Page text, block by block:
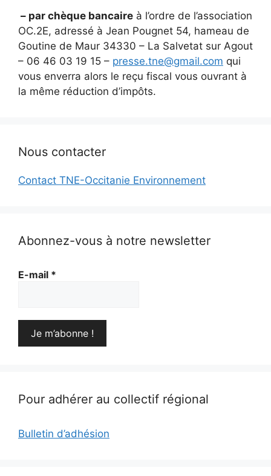
– par chèque bancaire à l’ordre de l’association
OC.2E, adressé à Jean Pougnet 54, hameau de
Goutine de Maur 34330 – La Salvetat sur Agout
– 06 46 03 19 15 – presse.tne@gmail.com qui
vous enverra alors le reçu fiscal vous ouvrant à
la même réduction d’impôts.
Nous contacter
Contact TNE-Occitanie Environnement
Abonnez-vous à notre newsletter
E-mail *
Pour adhérer au collectif régional
Bulletin d’adhésion